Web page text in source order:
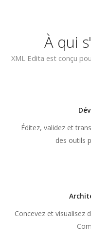
À qui
XML Edita est conçu
Éditez, validez et
des outils
Concevez et visualisez